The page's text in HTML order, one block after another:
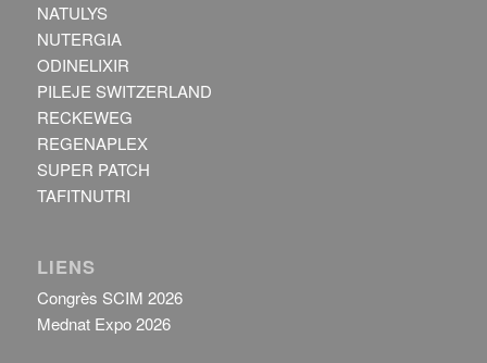
NATULYS
NUTERGIA
ODINELIXIR
PILEJE SWITZERLAND
RECKEWEG
REGENAPLEX
SUPER PATCH
TAFITNUTRI
LIENS
Congrès SCIM 2026
Mednat Expo 2026